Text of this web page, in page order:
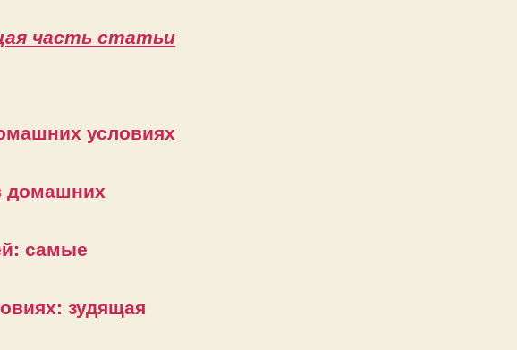
часть статьи
условиях
домашних
самые
зудящая